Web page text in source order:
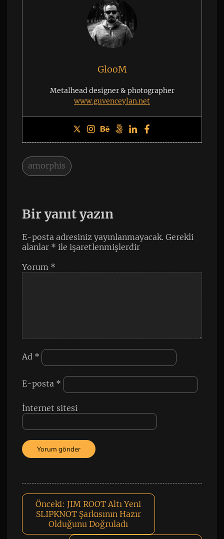
GlooM
Metalhead designer & photographer
www.guvenceylan.net
amorphis
Bir yanıt yazın
E-posta adresiniz yayınlanmayacak. Gerekli
alanlar * ile işaretlenmişlerdir
Yorum *
Ad *
E-posta *
İnternet sitesi
Önceki: JIM ROOT Altı Yeni
SLIPKNOT Şarkısının Hazır
Olduğunu Doğruladı